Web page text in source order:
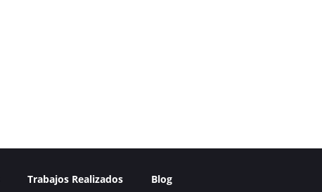
Trabajos Realizados Blog